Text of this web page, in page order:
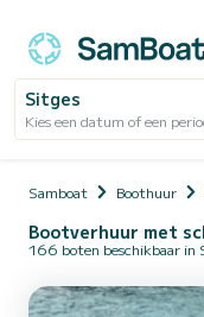
Sitges
Kies een datum of een
Samboat Boothuur
Bootverhuur met
166 boten beschikbaar in